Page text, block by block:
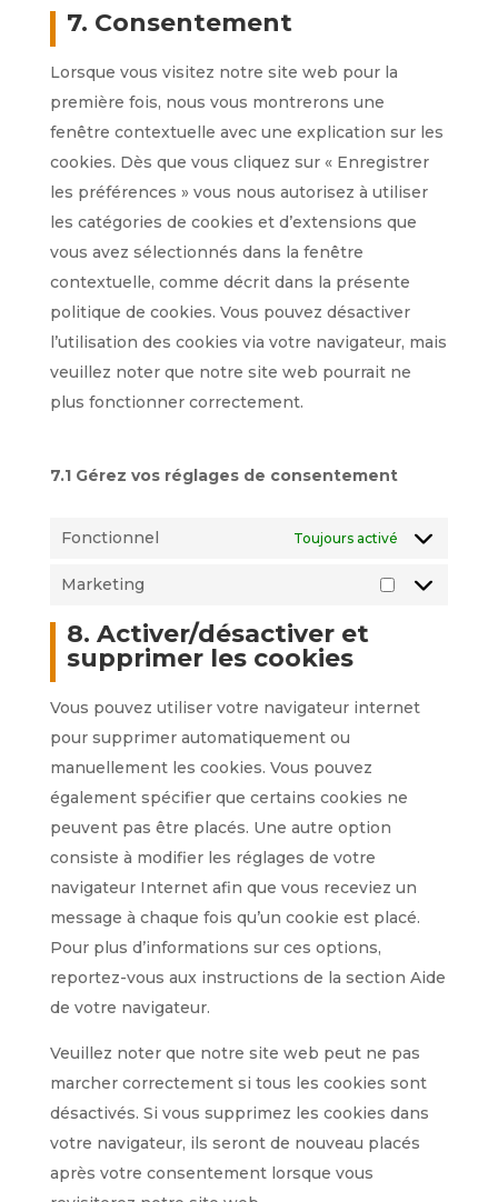
7. Consentement
Lorsque vous visitez notre site web pour la
première fois, nous vous montrerons une
fenêtre contextuelle avec une explication sur les
cookies. Dès que vous cliquez sur « Enregistrer
les préférences » vous nous autorisez à utiliser
les catégories de cookies et d’extensions que
vous avez sélectionnés dans la fenêtre
contextuelle, comme décrit dans la présente
politique de cookies. Vous pouvez désactiver
l’utilisation des cookies via votre navigateur, mais
veuillez noter que notre site web pourrait ne
plus fonctionner correctement.
7.1 Gérez vos réglages de consentement
Fonctionnel Toujours activé
Marketing
8. Activer/désactiver et
supprimer les cookies
Vous pouvez utiliser votre navigateur internet
pour supprimer automatiquement ou
manuellement les cookies. Vous pouvez
également spécifier que certains cookies ne
peuvent pas être placés. Une autre option
consiste à modifier les réglages de votre
navigateur Internet afin que vous receviez un
message à chaque fois qu’un cookie est placé.
Pour plus d’informations sur ces options,
reportez-vous aux instructions de la section Aide
de votre navigateur.
Veuillez noter que notre site web peut ne pas
marcher correctement si tous les cookies sont
désactivés. Si vous supprimez les cookies dans
votre navigateur, ils seront de nouveau placés
après votre consentement lorsque vous